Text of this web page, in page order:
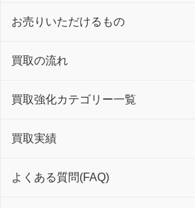
お売りいただけるもの
買取の流れ
買取強化カテゴリー一覧
買取実績
よくある質問(FAQ)